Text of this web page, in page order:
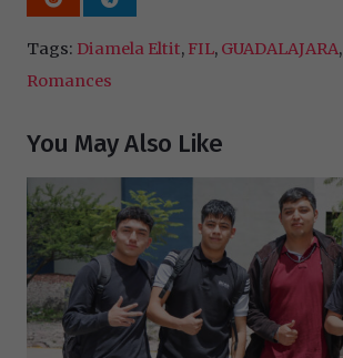
Tags: Diamela Eltit, FIL, GUADALAJARA,
Romances
You May Also Like